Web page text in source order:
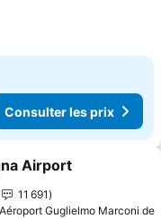
Consulter les prix
mes favoris
Airport
11 691
Guglielmo Marconi de